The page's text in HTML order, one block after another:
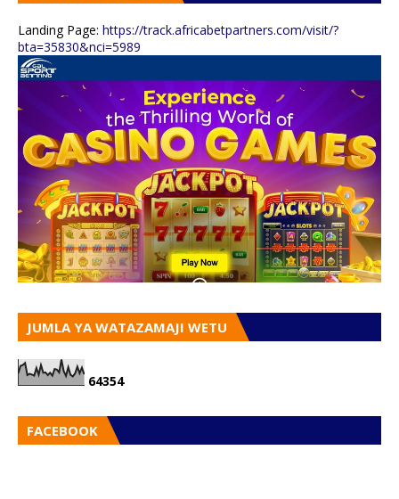
Landing Page: https://track.africabetpartners.com/visit/?
bta=35830&nci=5989
JUMLA YA WATAZAMAJI WETU
64354
FACEBOOK